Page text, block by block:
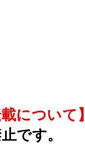
について】
です。